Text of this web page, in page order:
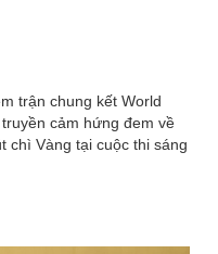
trận chung kết World
cảm hứng đem về
chì Vàng tại cuộc thi sáng